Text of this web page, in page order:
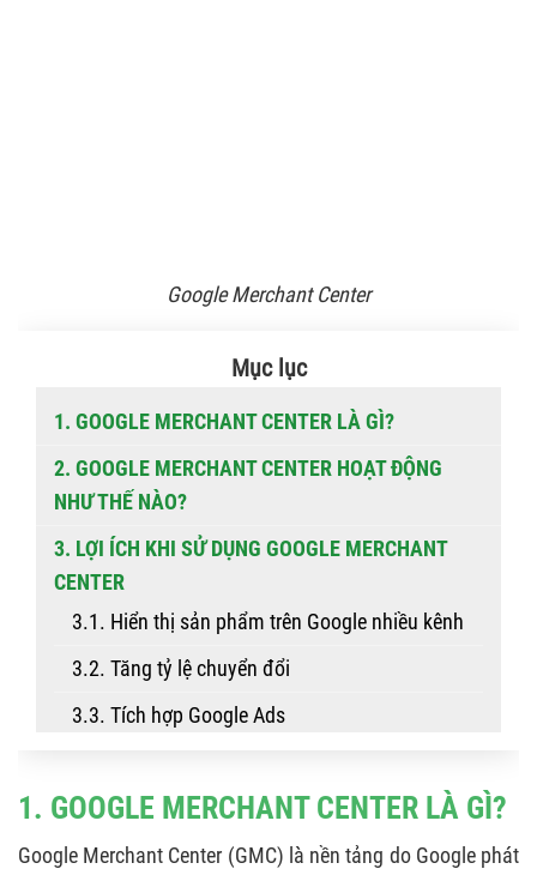
Google Merchant Center
Mục lục
1. GOOGLE MERCHANT CENTER LÀ GÌ?
2. GOOGLE MERCHANT CENTER HOẠT ĐỘNG
NHƯ THẾ NÀO?
3. LỢI ÍCH KHI SỬ DỤNG GOOGLE MERCHANT
CENTER
3.1. Hiển thị sản phẩm trên Google nhiều kênh
3.2. Tăng tỷ lệ chuyển đổi
3.3. Tích hợp Google Ads
3.5. Báo cáo đo lường hiệu quả
3.6. Hỗ trợ hiển thị miễn phí (Free Listings)
1. GOOGLE MERCHANT CENTER LÀ GÌ?
Google Merchant Center (GMC) là nền tảng do Google phát